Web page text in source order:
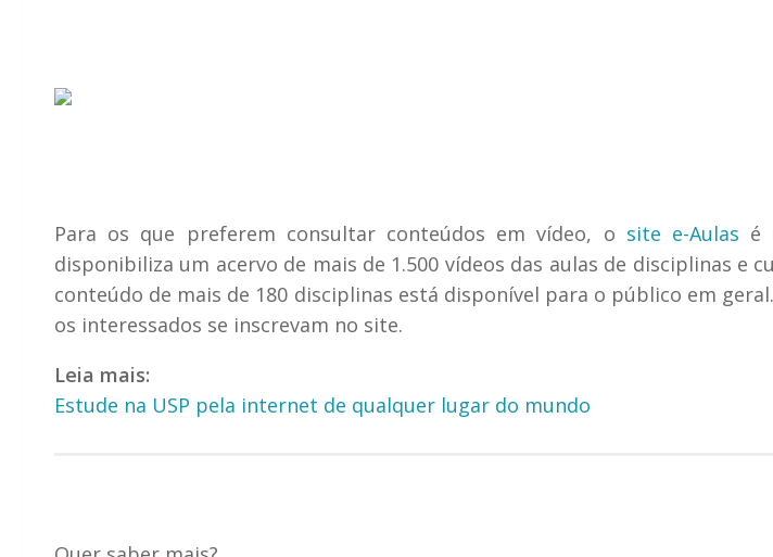
Para os que preferem consultar conteúdos em vídeo, o site e-Aulas é
disponibiliza um acervo de mais de 1.500 vídeos das aulas de disciplinas e
conteúdo de mais de 180 disciplinas está disponível para o público em
os interessados se inscrevam no site.
Leia mais:
Estude na USP pela internet de qualquer lugar do mundo